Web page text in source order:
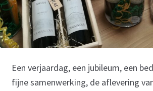
Een verjaardag, een jubileum, een
fijne samenwerking, de aflevering